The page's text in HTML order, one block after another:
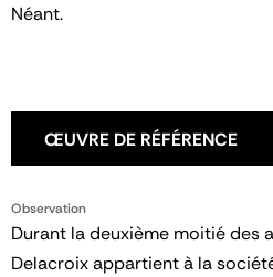
Néant.
ŒUVRE DE RÉFÉRENCE
Observation
Durant la deuxième moitié des
Delacroix appartient à la